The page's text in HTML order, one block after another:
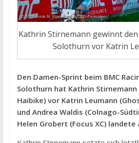
Kathrin Stirnemann gewinnt
Solothurn vor Katrin
Den Damen-Sprint beim BMC
Solothurn hat Kathrin Stirnemann
Haibike) vor Katrin Leumann
und Andrea Waldis (Colnago-
Helen Grobert (Focus XC)